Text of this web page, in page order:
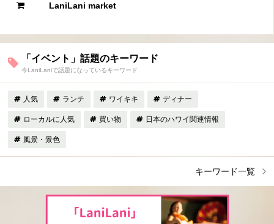
LaniLani market
「イベント」話題のキーワード
今LaniLaniで話題になっているキーワード
人気 ランチ ワイキキ ディナー
ローカルに人気 買い物 日本のハワイ関連情報
風景・景色
キーワード一覧